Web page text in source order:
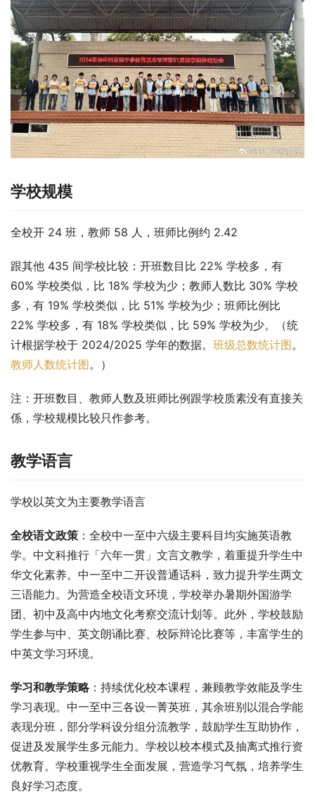
学校规模
全校开 24 班，教师 58 人，班师比例约 2.42
跟其他 435 间学校比较：开班数目比 22% 学校多，有
60% 学校类似，比 18% 学校为少；教师人数比 30% 学校
多，有 19% 学校类似，比 51% 学校为少；班师比例比
22% 学校多，有 18% 学校类似，比 59% 学校为少。（统
计根据学校于 2024/2025 学年的数据。 班级总数统计图。
教师人数统计图。）
注：开班数目、教师人数及班师比例跟学校质素没有直接关
係，学校规模比较只作参考。
教学语言
学校以英文为主要教学语言
全校语文政策 ：全校中一至中六级主要科目均实施英语教
学。中文科推行「六年一贯」文言文教学，着重提升学生中
华文化素养。中一至中二开设普通话科，致力提升学生两文
三语能力。为营造全校语文环境，学校举办暑期外国游学
团、初中及高中内地文化考察交流计划等。此外，学校鼓励
学生参与中、英文朗诵比赛、校际辩论比赛等，丰富学生的
中英文学习环境。
学习和教学策略：持续优化校本课程，兼顾教学效能及学生
学习表现。中一至中三各设一菁英班，其余班别以混合学能
表现分班，部分学科设分组分流教学，鼓励学生互助协作，
促进及发展学生多元能力。学校以校本模式及抽离式推行资
优教育。学校重视学生全面发展，营造学习气氛，培养学生
良好学习态度。